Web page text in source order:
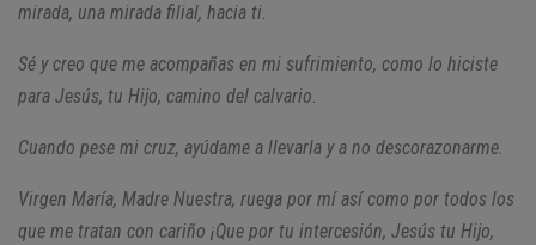
mirada, una mirada filial, hacia ti.
Sé y creo que me acompañas en mi sufrimiento, como lo hiciste
para Jesús, tu Hijo, camino del calvario.
Cuando pese mi cruz, ayúdame a llevarla y a no descorazonarme.
Virgen María, Madre Nuestra, ruega por mí así como por todos los
que me tratan con cariño ¡Que por tu intercesión, Jesús tu Hijo,